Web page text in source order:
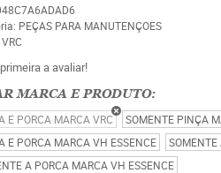
PEÇAS PARA MANUTENÇOES
VRC
a avaliar!
MARCA E PRODUTO:
E PORCA MARCA VRC
SOMENTE PINÇA
E PORCA MARCA VH ESSENCE
A PORCA MARCA VH ESSENCE